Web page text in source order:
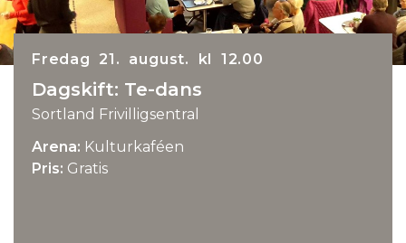
Fredag 21. august. kl 12.00
Dagskift: Te-dans
Sortland Frivilligsentral
Arena: Kulturkaféen
Pris: Gratis